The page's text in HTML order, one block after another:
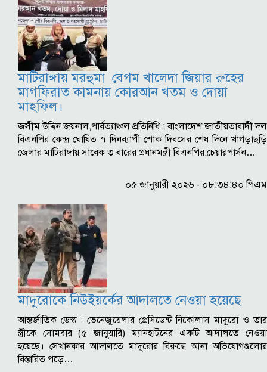
মাটিরাঙ্গায় মরহুমা বেগম খালেদা জিয়ার রুহের
মাগফিরাত কামনায় কোরআন খতম ও দোয়া
মাহফিল।
জসীম উদ্দিন জয়নাল,পার্বত্যাঞ্চল প্রতিনিধি : বাংলাদেশ জাতীয়তাবাদী দল
বিএনপির কেন্দ্র ঘোষিত ৭ দিনব্যাপী শোক দিবসের শেষ দিনে খাগড়াছড়ি
জেলার মাটিরাঙ্গায় সাবেক ৩ বারের প্রধানমন্ত্রী বিএনপির,চেয়ারপার্সন…
০৫ জানুয়ারী ২০২৬ - ০৮:৩৪:৪০ পিএম
মাদুরোকে নিউইয়র্কের আদালতে নেওয়া হয়েছে
আন্তর্জাতিক ডেস্ক : ভেনেজুয়েলার প্রেসিডেন্ট নিকোলাস মাদুরো ও তার
স্ত্রীকে সোমবার (৫ জানুয়ারি) ম্যানহাটনের একটি আদালতে নেওয়া
হয়েছে। সেখানকার আদালতে মাদুরোর বিরুদ্ধে আনা অভিযোগগুলোর
বিস্তারিত পড়ে…